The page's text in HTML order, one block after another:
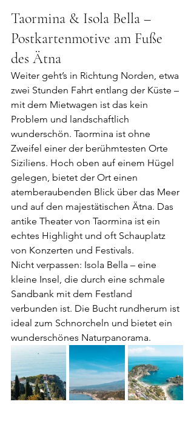
Taormina & Isola Bella –
Postkartenmotive am Fuße
des Ätna
Weiter geht’s in Richtung Norden, etwa
zwei Stunden Fahrt entlang der Küste –
mit dem Mietwagen ist das kein
Problem und landschaftlich
wunderschön. Taormina ist ohne
Zweifel einer der berühmtesten Orte
Siziliens. Hoch oben auf einem Hügel
gelegen, bietet der Ort einen
atemberaubenden Blick über das Meer
und auf den majestätischen Ätna. Das
antike Theater von Taormina ist ein
echtes Highlight und oft Schauplatz
von Konzerten und Festivals.
Nicht verpassen: Isola Bella – eine
kleine Insel, die durch eine schmale
Sandbank mit dem Festland
verbunden ist. Die Bucht rundherum ist
ideal zum Schnorcheln und bietet ein
wunderschönes Naturpanorama.